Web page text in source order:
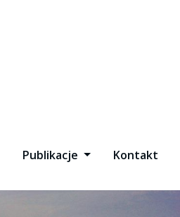
Publikacje Kontakt